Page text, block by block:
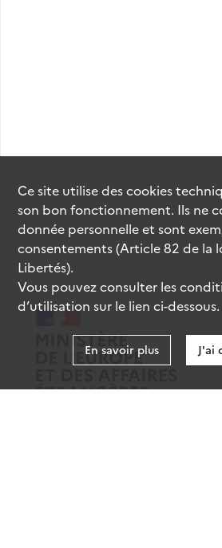
Ce site utilise descookies
son bon fonctionnement. Ils ne
donnée personnelle et sont
consentements (Article 82 de la
Libertés).
Vous pouvez consulter les
d’utilisation sur le lien ci-dessous.
En savoir plus J'ai